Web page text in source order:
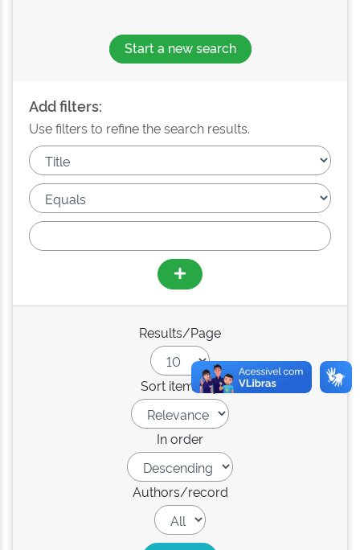
Start a new search
Add filters:
Use filters to refine the search results.
Results/Page
Sort items by
In order
Authors/record